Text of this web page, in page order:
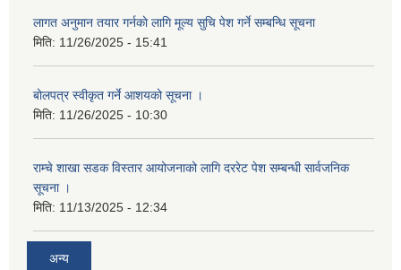
लागत अनुमान तयार गर्नकाे लागि मूल्य सुचि पेश गर्ने सम्बन्धि सूचना
मिति: 11/26/2025 - 15:41
बोलपत्र स्वीकृत गर्ने आशयको सूचना ।
मिति: 11/26/2025 - 10:30
राम्चे शाखा सडक विस्तार आयोजनाको लागि दररेट पेश सम्बन्धी सार्वजनिक
सूचना ।
मिति: 11/13/2025 - 12:34
अन्य